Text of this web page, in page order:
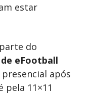
estar
do
eFootball
após
pela 11×11